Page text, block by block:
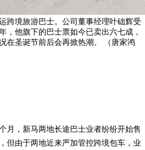
跨境旅游巴士。公司董事经理叶础辉受
，他旗下的巴士票如今已卖出六七成，
在圣诞节前后会再掀热潮。 （唐家鸿
月，新马两地长途巴士业者纷纷开始售
但由于两地近来严加管控跨境包车，业